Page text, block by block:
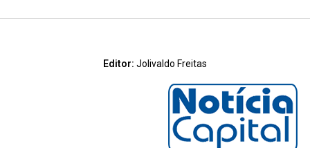
Editor: Jolivaldo Freitas